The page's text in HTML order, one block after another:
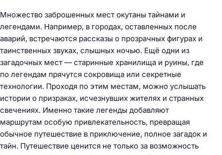
Множество заброшенных мест окутаны тайнами и
легендами. Например, в городах, оставленных после
аварий, встречаются рассказы о прозрачных фигурах и
таинственных звуках, слышных ночью. Ещё одни из
загадочных мест — старинные хранилища и руины, где
по легендам прячутся сокровища или секретные
технологии. Проходя по этим местам, можно услышать
истории о призраках, исчезнувших жителях и странных
свечениях. Именно такие легенды добавляют
маршрутам особую привлекательность, превращая
обычное путешествие в приключение, полное загадок и
тайн. Путешествие ценится не только за возможность